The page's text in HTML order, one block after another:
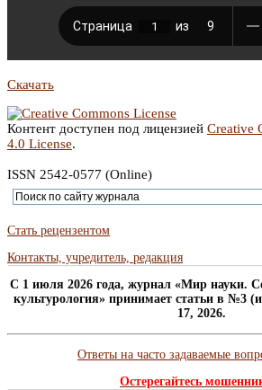
Скачать
Контент доступен под лицензией Creative
4.0 License.
ISSN 2542-0577 (Online)
Стать рецензентом
Контакты, учредитель, редакция
C 1 июля 2026 года, журнал «Мир науки.
культурология» принимает статьи в №3
17, 2026.
Ответы на часто задаваемые
Остерегайтесь